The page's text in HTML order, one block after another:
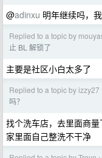
@adinxu 明年继续吗，
Replied to a topic by
止 BL 解锁了
主要是社区小白太多了
Replied to a topic by izzy27
吗？
找个洗车店，去里面商量
家里面自己整洗不干净